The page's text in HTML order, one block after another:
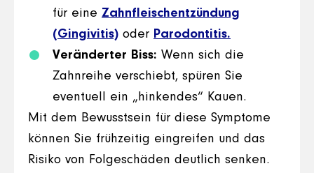
für eine Zahnfleischentzündung
(Gingivitis) oder Parodontitis.
Veränderter Biss: Wenn sich die
Zahnreihe verschiebt, spüren Sie
eventuell ein „hinkendes“ Kauen.
Mit dem Bewusstsein für diese Symptome
können Sie frühzeitig eingreifen und das
Risiko von Folgeschäden deutlich senken.